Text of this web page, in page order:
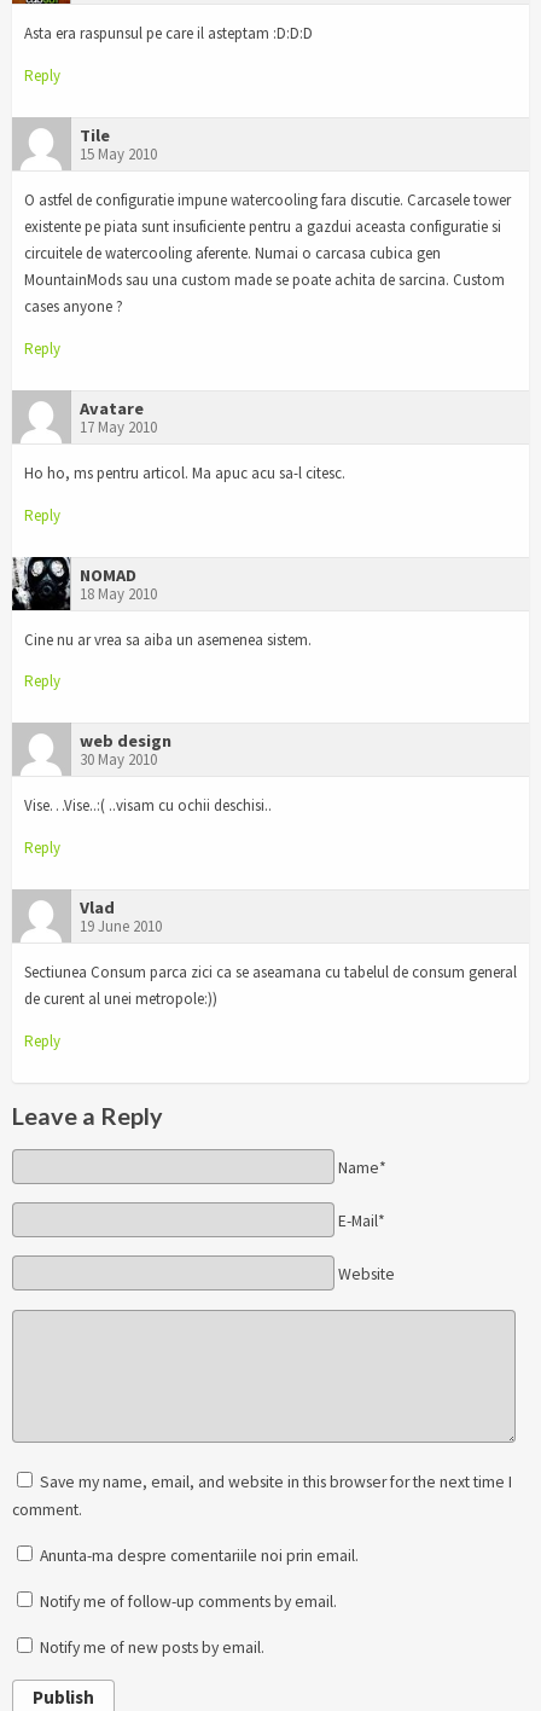
Asta era raspunsul pe care il asteptam :D:D:D
Reply
Tile
15 May 2010
O astfel de configuratie impune watercooling fara discutie. Carcasele tower
existente pe piata sunt insuficiente pentru a gazdui aceasta configuratie si
circuitele de watercooling aferente. Numai o carcasa cubica gen
MountainMods sau una custom made se poate achita de sarcina. Custom
cases anyone ?
Reply
Avatare
17 May 2010
Ho ho, ms pentru articol. Ma apuc acu sa-l citesc.
Reply
NOMAD
18 May 2010
Cine nu ar vrea sa aiba un asemenea sistem.
Reply
web design
30 May 2010
Vise…Vise..:( ..visam cu ochii deschisi..
Reply
Vlad
19 June 2010
Sectiunea Consum parca zici ca se aseamana cu tabelul de consum general
de curent al unei metropole:))
Reply
Leave a Reply
Name*
E-Mail*
Website
Save my name, email, and website in this browser for the next time I
comment.
Anunta-ma despre comentariile noi prin email.
Notify me of follow-up comments by email.
Notify me of new posts by email.
Publish